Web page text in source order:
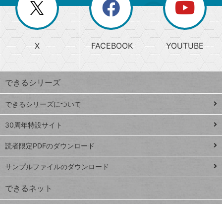
じ
る
search
検
索
上
昇
ワ
ー
ド
Google
スプレ
ッドシ
ート
iPhone
VLOOKUP
閉
じ
る
ー
か
ら
探
す
ト
ッ
プ
ペ
ジ
連載
X FACEBOOK YOUTUBE
できるシリーズ
できるシリーズについて
30周年特設サイト
読者限定PDFのダウンロード
サンプルファイルのダウンロード
できるネット